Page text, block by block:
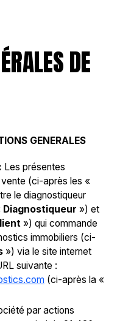
DE
GENERALES
Les présentes
(ci-après les «
le diagnostiqueur
Diagnostiqueur ») et
») qui commande
immobiliers (ci-
») via le site internet
suivante :
(ci-après la «
par actions